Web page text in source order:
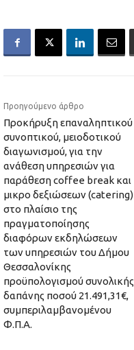
Προηγούμενο άρθρο
Προκήρυξη επαναληπτικού
συνοπτικού, μειοδοτικού
διαγωνισμού, για την
ανάθεση υπηρεσιών για
παράθεση coffee break και
μικρο δεξιώσεων (catering)
στο πλαίσιο της
πραγματοποίησης
διαφόρων εκδηλώσεων
των υπηρεσιών του Δήμου
Θεσσαλονίκης
προϋπολογισμού συνολικής
δαπάνης ποσού 21.491,31€,
συμπεριλαμβανομένου
Φ.Π.Α.